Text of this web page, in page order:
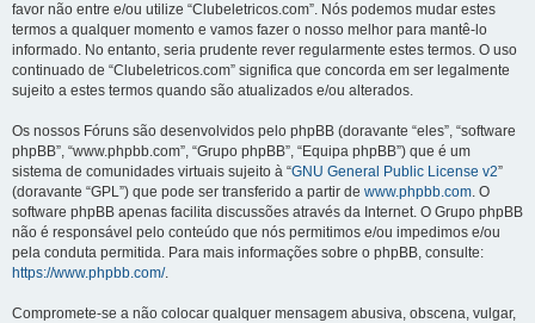
favor não entre e/ou utilize “Clubeletricos.com”. Nós podemos mudar estes
termos a qualquer momento e vamos fazer o nosso melhor para mantê-lo
informado. No entanto, seria prudente rever regularmente estes termos. O uso
continuado de “Clubeletricos.com” significa que concorda em ser legalmente
sujeito a estes termos quando são atualizados e/ou alterados.
Os nossos Fóruns são desenvolvidos pelo phpBB (doravante “eles”, “software
phpBB”, “www.phpbb.com”, “Grupo phpBB”, “Equipa phpBB”) que é um
sistema de comunidades virtuais sujeito à “GNU General Public License v2”
(doravante “GPL”) que pode ser transferido a partir de www.phpbb.com. O
software phpBB apenas facilita discussões através da Internet. O Grupo phpBB
não é responsável pelo conteúdo que nós permitimos e/ou impedimos e/ou
pela conduta permitida. Para mais informações sobre o phpBB, consulte:
https://www.phpbb.com/.
Compromete-se a não colocar qualquer mensagem abusiva, obscena, vulgar,